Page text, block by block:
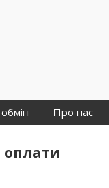
Про нас